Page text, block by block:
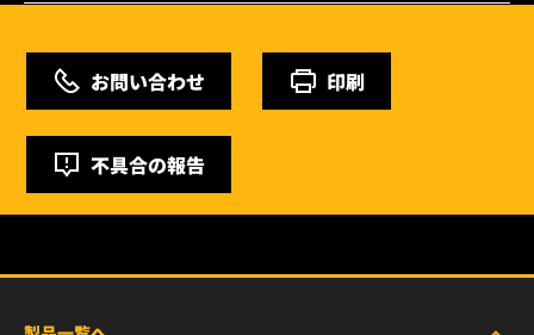
お問い合わせ 印刷
不具合の報告